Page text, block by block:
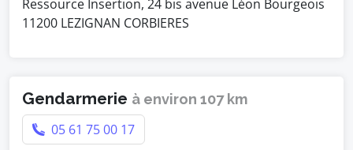
Ressource Insertion, 24 bis avenue Léon Bourgeois
11200 LEZIGNAN CORBIERES
Gendarmerie à environ 107 km
05 61 75 00 17